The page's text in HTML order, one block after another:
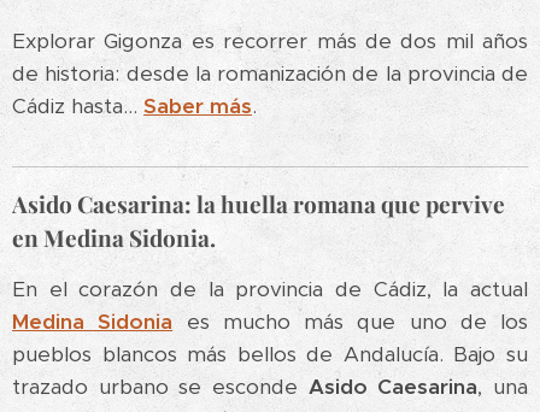
Explorar Gigonza es recorrer más de dos mil años
de historia: desde la romanización de la provincia de
Cádiz hasta... Saber más.
Asido Caesarina: la huella romana que pervive
en Medina Sidonia.
En el corazón de la provincia de Cádiz, la actual
Medina Sidonia es mucho más que uno de los
pueblos blancos más bellos de Andalucía. Bajo su
trazado urbano se esconde Asido Caesarina, una